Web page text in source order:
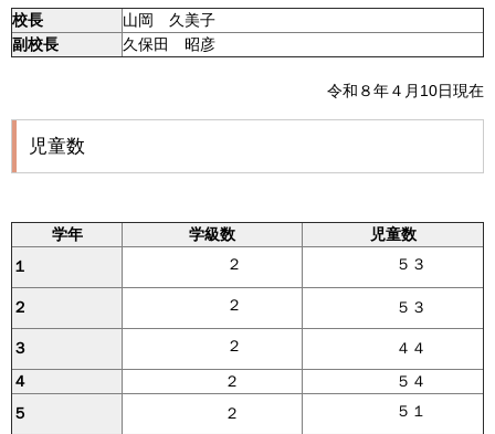
校長
山岡 久美子
副校長
久保田 昭彦
令和８年４月10日現在
児童数
学年 学級数
児童数
１
２ ５３
２ ２ ５３
３ ２
４４
４
２
５４
５
２
５１